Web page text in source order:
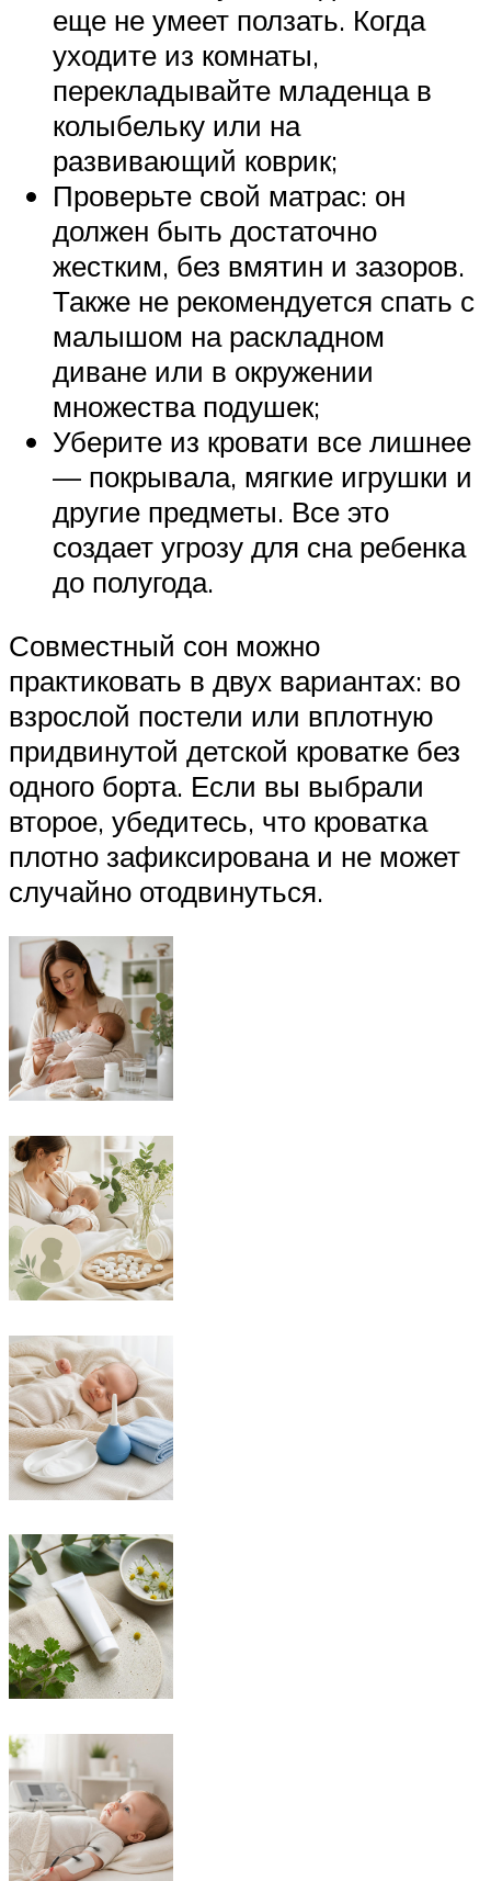
еще не умеет ползать. Когда
уходите из комнаты,
перекладывайте младенца в
колыбельку или на
развивающий коврик;
Проверьте свой матрас: он
должен быть достаточно
жестким, без вмятин и зазоров.
Также не рекомендуется спать с
малышом на раскладном
диване или в окружении
множества подушек;
Уберите из кровати все лишнее
— покрывала, мягкие игрушки и
другие предметы. Все это
создает угрозу для сна ребенка
до полугода.
Совместный сон можно
практиковать в двух вариантах: во
взрослой постели или вплотную
придвинутой детской кроватке без
одного борта. Если вы выбрали
второе, убедитесь, что кроватка
плотно зафиксирована и не может
случайно отодвинуться.